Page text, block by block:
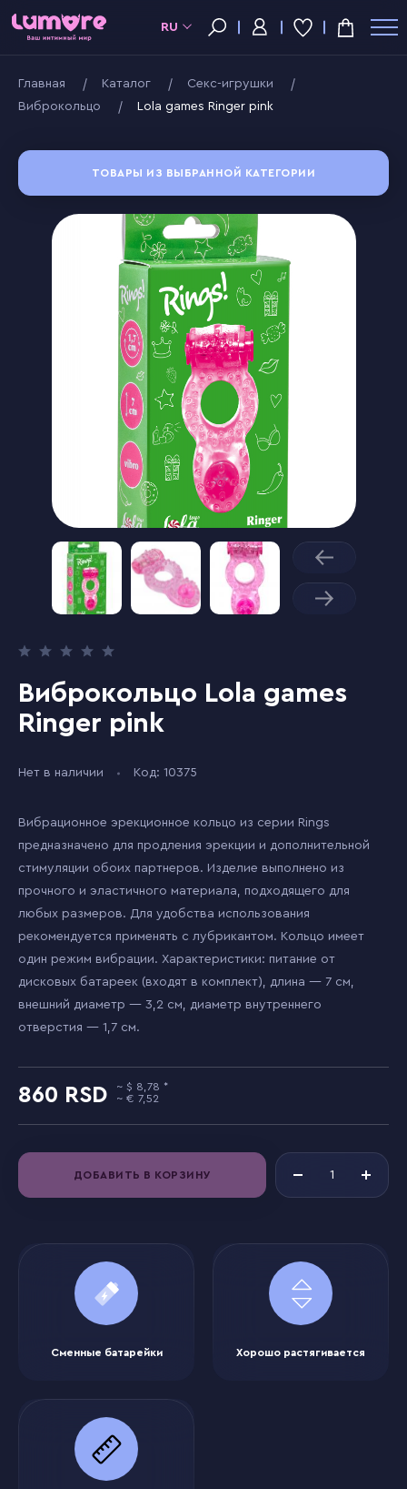
RU
Главная Kаталог
Секс-игрушки
Виброкольцо
Lola games Ringer pink
ТОВАРЫ ИЗ ВЫБРАННОЙ КАТЕГОРИИ
Виброкольцо Lola games
Ringer pink
Нет в наличии Код: 10375
Вибрационное эрекционное кольцо из серии Rings
предназначено для продления эрекции и дополнительной
стимуляции обоих партнеров. Изделие выполнено из
прочного и эластичного материала, подходящего для
любых размеров. Для удобства использования
рекомендуется применять с лубрикантом. Кольцо имеет
один режим вибрации. Характеристики: питание от
дисковых батареек (входят в комплект), длина — 7 см,
внешний диаметр — 3,2 см, диаметр внутреннего
отверстия — 1,7 см.
860
8,78
7,52
ДОБАВИТЬ В КОРЗИНУ
Сменные батарейки Хорошо растягивается